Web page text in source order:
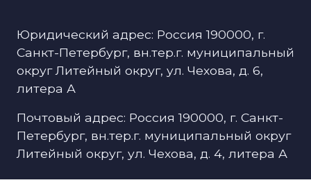
Юридический адрес: Россия 190000, г.
Санкт-Петербург, вн.тер.г. муниципальный
округ Литейный округ, ул. Чехова, д. 6,
литера А
Почтовый адрес: Россия 190000, г. Санкт-
Петербург, вн.тер.г. муниципальный округ
Литейный округ, ул. Чехова, д. 4, литера А